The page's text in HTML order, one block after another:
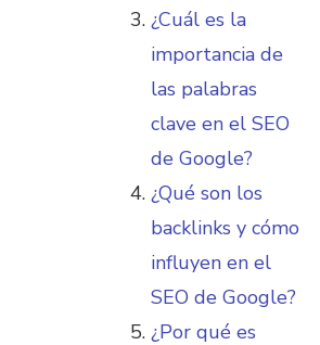
¿Cuál es la
importancia de
las palabras
clave en el SEO
de Google?
¿Qué son los
backlinks y cómo
influyen en el
SEO de Google?
¿Por qué es